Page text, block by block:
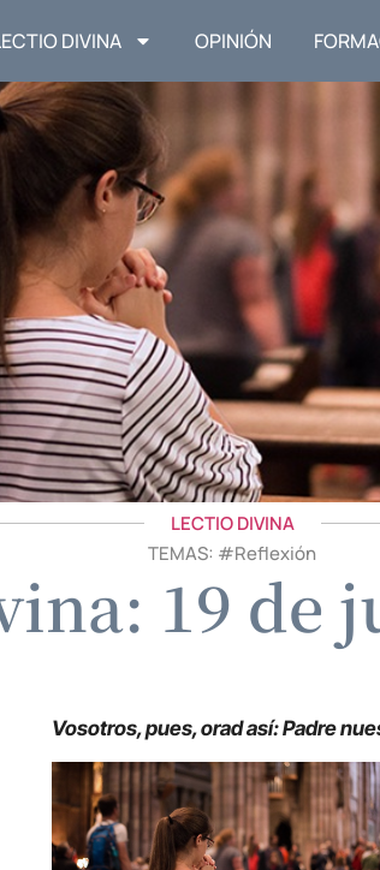
DIVINA OPINIÓN
LECTIO DIVINA
TEMAS: #Reflexión
19 de
Vosotros, pues, orad así: Padre